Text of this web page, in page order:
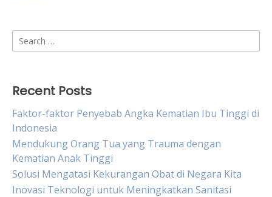
Search
for:
Recent Posts
Faktor-faktor Penyebab Angka Kematian Ibu Tinggi di
Indonesia
Mendukung Orang Tua yang Trauma dengan
Kematian Anak Tinggi
Solusi Mengatasi Kekurangan Obat di Negara Kita
Inovasi Teknologi untuk Meningkatkan Sanitasi